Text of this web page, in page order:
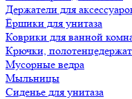
Держатели для
Ёршики для унитаза
Коврики для ванной
Крючки,
Мусорные ведра
Мыльницы
Сиденье для унитаза